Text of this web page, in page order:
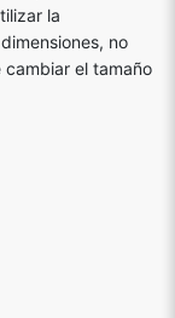
la
no
el tamaño